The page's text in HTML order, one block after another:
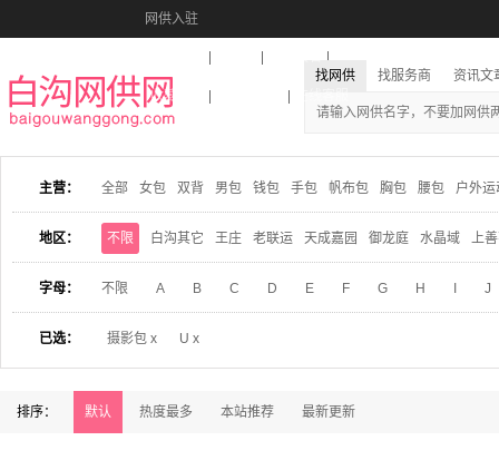
网供入驻
收藏本站
找网供 找服务商 资讯文
主营： 全部 女包 双背 男包 钱包 手包 帆布包 胸包 腰包 户外运
地区： 不限 白沟其它 王庄 老联运 天成嘉园 御龙庭 水晶域 上
字母： 不限 A B C D E F G H J
已选： 摄影包 x U x
排序： 默认 热度最多 本站推荐 最新更新